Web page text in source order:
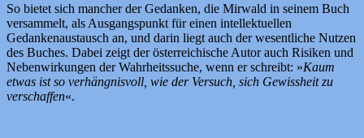
So bietet sich mancher der Gedanken, die Mirwald in seinem Buch
versammelt, als Ausgangspunkt für einen intellektuellen
Gedankenaustausch an, und darin liegt auch der wesentliche Nutzen
des Buches. Dabei zeigt der österreichische Autor auch Risiken und
Nebenwirkungen der Wahrheitssuche, wenn er schreibt: »Kaum
etwas ist so verhängnisvoll, wie der Versuch, sich Gewissheit zu
verschaffen«.